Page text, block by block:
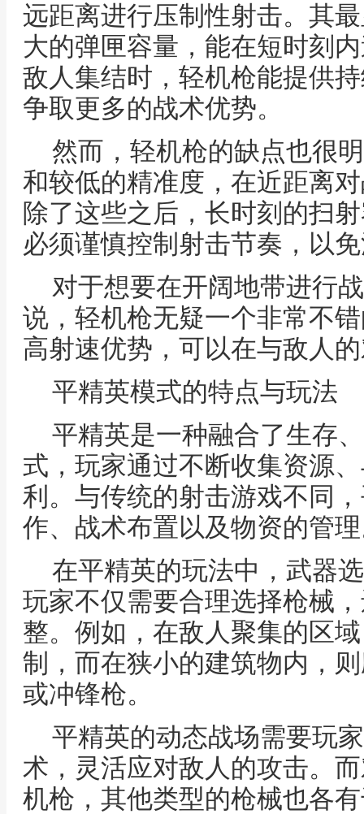
远距离进行压制性射击。其
大的弹匣容量，能在短时刻
敌人集结时，轻机枪能提供
争取更多的战术优势。
然而，轻机枪的缺点也很
和较低的精准度，在近距离
除了这些之后，长时刻的扫
必须谨慎控制射击节奏，以
对于想要在开阔地带进行
说，轻机枪无疑一个非常不
高射速优势，可以在与敌人
平精英模式的特点与玩法
平精英是一种融合了生存
式，玩家通过不断收集资源
利。与传统的射击游戏不同
作、战术布置以及物资的管
在平精英的玩法中，武器
玩家不仅需要合理选择枪械
整。例如，在敌人聚集的区
制，而在狭小的建筑物内，
或冲锋枪。
平精英的动态战场需要玩
术，灵活应对敌人的攻击。
机枪，其他类型的枪械也各